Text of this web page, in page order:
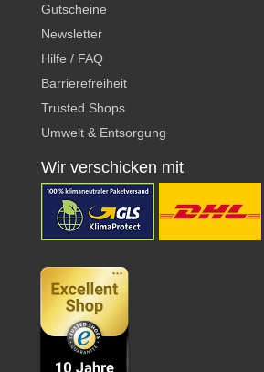
Gutscheine
Newsletter
Hilfe / FAQ
Barrierefreiheit
Trusted Shops
Umwelt & Entsorgung
Wir verschicken mit